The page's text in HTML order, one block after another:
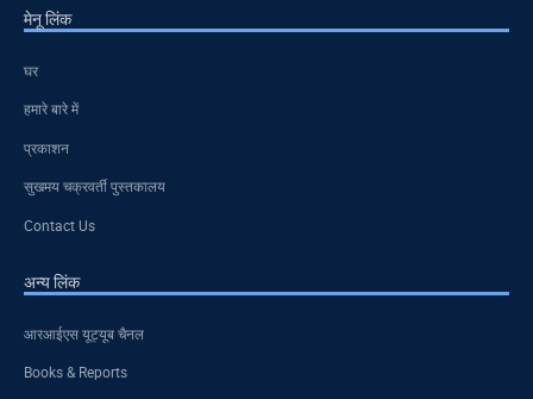
मेनू लिंक
घर
हमारे बारे में
प्रकाशन
सुखमय चक्रवर्ती पुस्तकालय
Contact Us
अन्य लिंक
आरआईएस यूट्यूब चैनल
Books & Reports